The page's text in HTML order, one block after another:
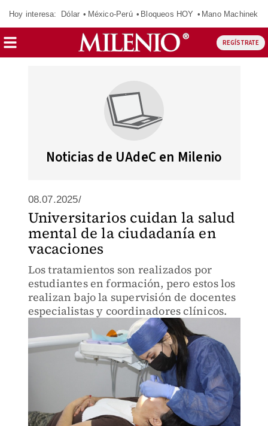
Hoy interesa: Dólar México-Perú Bloqueos HOY Mano Machinek
REGÍSTRATE
Noticias de UAdeC en Milenio
08.07.2025/
Universitarios cuidan la salud
mental de la ciudadanía en
vacaciones
Los tratamientos son realizados por
estudiantes en formación, pero estos los
realizan bajo la supervisión de docentes
especialistas y coordinadores clínicos.